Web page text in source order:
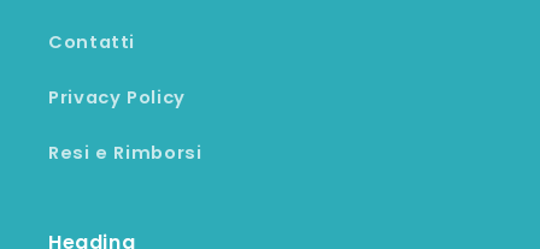
Contatti
Privacy Policy
Resi e Rimborsi
Heading